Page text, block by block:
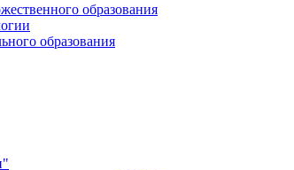
образования
образования